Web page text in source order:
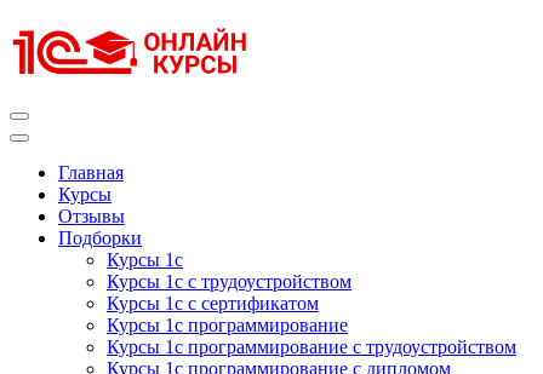
к
содержимому
Главная
Курсы
Отзывы
Подборки
Курсы 1с
Курсы 1с с трудоустройством
Курсы 1с с сертификатом
Курсы 1с программирование
Курсы 1с программирование с трудоустройством
Курсы 1с программирование с дипломом